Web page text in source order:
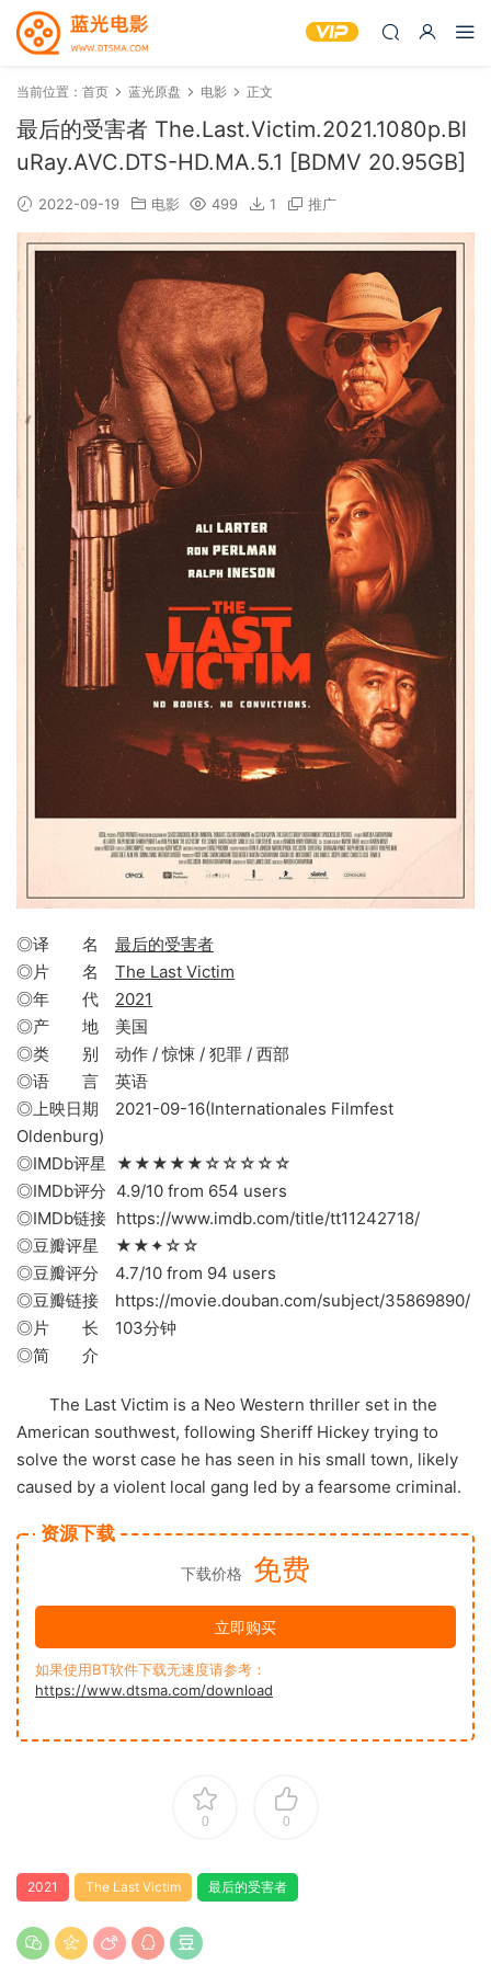
当前位置： 首页 蓝光原盘 电影 正文
最后的受害者 The.Last.Victim.2021.1080p.Bl
uRay.AVC.DTS-HD.MA.5.1 [BDMV 20.95GB]
2022-09-19 电影 499 1 推广
◎译 名 最后的受害者
◎片 名 The Last Victim
◎年 代 2021
◎产 地 美国
◎类 别 动作 / 惊悚 / 犯罪 / 西部
◎语 言 英语
◎上映日期 2021-09-16(Internationales Filmfest
Oldenburg)
◎IMDb评星 ★★★★★☆☆☆☆☆
◎IMDb评分 4.9/10 from 654 users
◎IMDb链接 https://www.imdb.com/title/tt11242718/
◎豆瓣评星 ★★✦☆☆
◎豆瓣评分 4.7/10 from 94 users
◎豆瓣链接 https://movie.douban.com/subject/35869890/
◎片 长 103分钟
◎简 介
The Last Victim is a Neo Western thriller set in the
American southwest, following Sheriff Hickey trying to
solve the worst case he has seen in his small town, likely
caused by a violent local gang led by a fearsome criminal.
资源下载
下载价格 免费
立即购买
如果使用BT软件下载无速度请参考：
https://www.dtsma.com/download
0 0
2021 The Last Victim 最后的受害者